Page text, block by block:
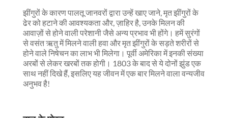
झींगुरों के कारण पालतू जानवरों द्वारा उन्हें खाए जाने, मृत झींगुरों के
ढेर को हटाने की आवश्यकता और, ज़ाहिर है, उनके मिलन की
आवाज़ों से होने वाली परेशानी जैसे अन्य प्रभाव भी होंगे। हमें सुरंगों
से वसंत ऋतु में मिलने वाली हवा और मृत झींगुरों के सड़ते शरीरों से
होने वाले निषेचन का लाभ भी मिलेगा। पूर्वी अमेरिका में इनकी संख्या
अरबों से लेकर खरबों तक होगी। 1803 के बाद से ये दोनों झुंड एक
साथ नहीं दिखे हैं, इसलिए यह जीवन में एक बार मिलने वाला वन्यजीव
अनुभव है!